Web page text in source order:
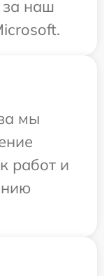
за наш
мы
работ и